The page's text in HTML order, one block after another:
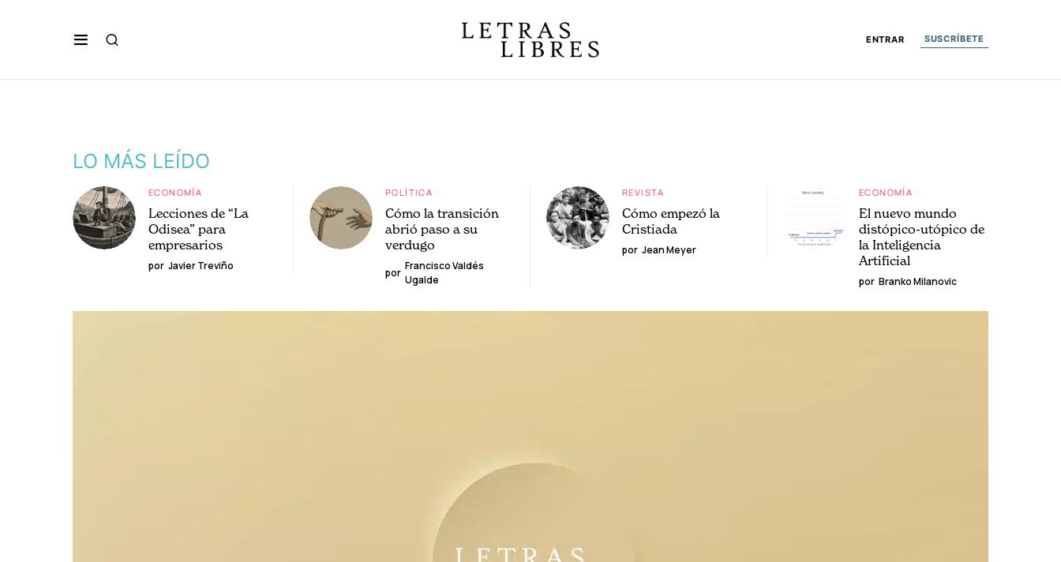
ENTRAR SUSCRÍBETE
LO MÁS LEÍDO
ECONOMÍA
Lecciones de “La
Odisea” para
empresarios
por Javier Treviño
POLÍTICA
Cómo la transición
abrió paso a su
verdugo
por
Francisco Valdés
Ugalde
REVISTA
Cómo empezó la
Cristiada
por Jean Meyer
ECONOMÍA
El nuevo mundo
distópico-utópico de
la Inteligencia
Artificial
por Branko Milanovic